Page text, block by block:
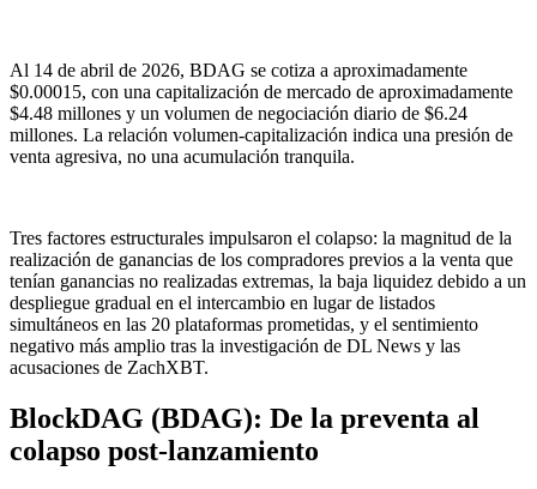
Al 14 de abril de 2026, BDAG se cotiza a aproximadamente
$0.00015, con una capitalización de mercado de aproximadamente
$4.48 millones y un volumen de negociación diario de $6.24
millones. La relación volumen-capitalización indica una presión de
venta agresiva, no una acumulación tranquila.
Tres factores estructurales impulsaron el colapso: la magnitud de la
realización de ganancias de los compradores previos a la venta que
tenían ganancias no realizadas extremas, la baja liquidez debido a un
despliegue gradual en el intercambio en lugar de listados
simultáneos en las 20 plataformas prometidas, y el sentimiento
negativo más amplio tras la investigación de DL News y las
acusaciones de ZachXBT.
BlockDAG (BDAG): De la preventa al
colapso post-lanzamiento